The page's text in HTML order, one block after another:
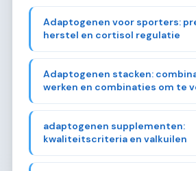
Adaptogenen voor sporters:
herstel en cortisol regulatie
Adaptogenen stacken:
werken en combinaties om te
adaptogenen supplementen:
kwaliteitscriteria en valkuilen